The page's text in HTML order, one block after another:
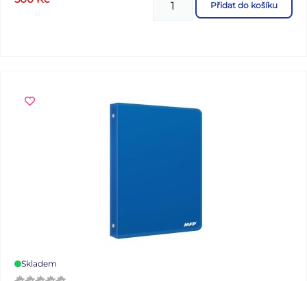
Přidat do košíku
Skladem